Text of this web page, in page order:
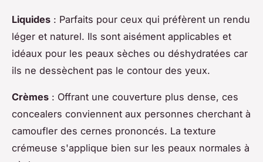
Liquides : Parfaits pour ceux qui préfèrent un rendu
léger et naturel. Ils sont aisément applicables et
idéaux pour les peaux sèches ou déshydratées car
ils ne dessèchent pas le contour des yeux.
Crèmes : Offrant une couverture plus dense, ces
concealers conviennent aux personnes cherchant à
camoufler des cernes prononcés. La texture
crémeuse s'applique bien sur les peaux normales à